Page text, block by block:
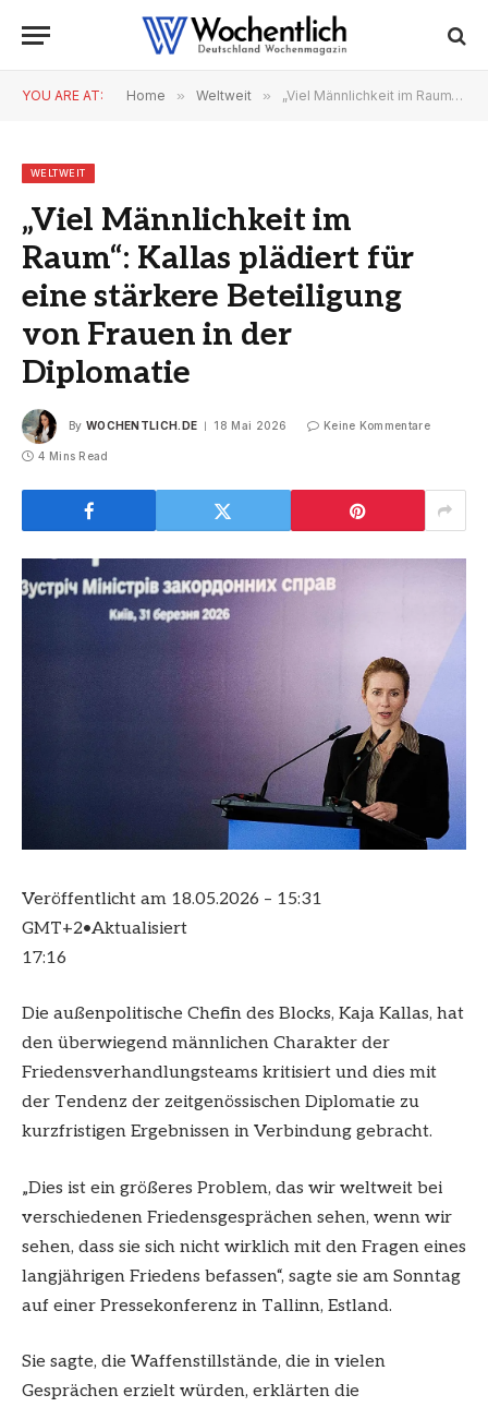
YOU ARE AT: Home » Weltweit » „Viel Männlichkeit im Raum“: Kallas plädiert für eine stärkere Beteiligung von Frauen in der Diplomatie
WELTWEIT
„Viel Männlichkeit im
Raum“: Kallas plädiert für
eine stärkere Beteiligung
von Frauen in der
Diplomatie
By WOCHENTLICH.DE 18 Mai 2026 Keine Kommentare
4 Mins Read
Veröffentlicht am 18.05.2026 – 15:31
GMT+2•Aktualisiert
17:16
Die außenpolitische Chefin des Blocks, Kaja Kallas, hat
den überwiegend männlichen Charakter der
Friedensverhandlungsteams kritisiert und dies mit
der Tendenz der zeitgenössischen Diplomatie zu
kurzfristigen Ergebnissen in Verbindung gebracht.
„Dies ist ein größeres Problem, das wir weltweit bei
verschiedenen Friedensgesprächen sehen, wenn wir
sehen, dass sie sich nicht wirklich mit den Fragen eines
langjährigen Friedens befassen“, sagte sie am Sonntag
auf einer Pressekonferenz in Tallinn, Estland.
Sie sagte, die Waffenstillstände, die in vielen
Gesprächen erzielt würden, erklärten die